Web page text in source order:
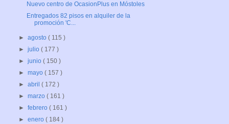
Nuevo centro de OcasionPlus en Móstoles
Entregados 82 pisos en alquiler de la
promoción 'C...
►agosto( 115 )
►julio( 177 )
►junio( 150 )
►mayo( 157 )
►abril( 172 )
►marzo( 161 )
►febrero( 161 )
►enero( 184 )